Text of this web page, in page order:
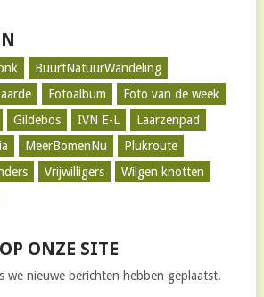
BuurtNatuurWandeling
Fotoalbum
Foto van de week
Gildebos IVN E-L
Laarzenpad
MeerBomenNu
Plukroute
Vrijwilligers
Wilgen knotten
ONZE SITE
we nieuwe berichten hebben geplaatst.